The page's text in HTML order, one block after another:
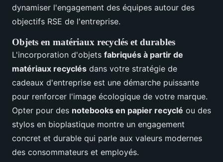
dynamiser l'engagement des équipes autour des
objectifs RSE de l'entreprise.
Objets en matériaux recyclés et durables
L'incorporation d'objets fabriqués à partir de
matériaux recyclés dans votre stratégie de
cadeaux d'entreprise est une démarche puissante
pour renforcer l'image écologique de votre marque.
Opter pour des notebooks en papier recyclé ou des
stylos en bioplastique montre un engagement
concret et durable qui parle aux valeurs modernes
des consommateurs et employés.